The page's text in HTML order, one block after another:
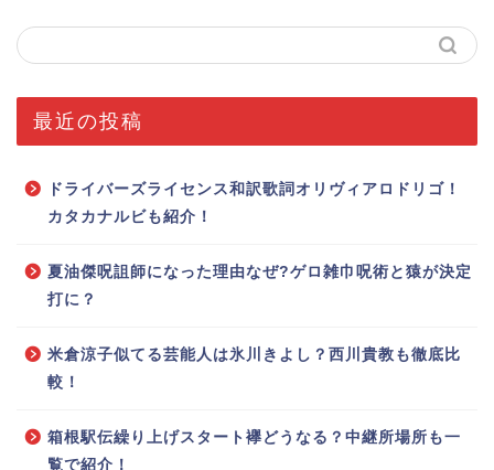
最近の投稿
ドライバーズライセンス和訳歌詞オリヴィアロドリゴ！
カタカナルビも紹介！
夏油傑呪詛師になった理由なぜ?ゲロ雑巾呪術と猿が決定
打に？
米倉涼子似てる芸能人は氷川きよし？西川貴教も徹底比
較！
箱根駅伝繰り上げスタート襷どうなる？中継所場所も一
覧で紹介！